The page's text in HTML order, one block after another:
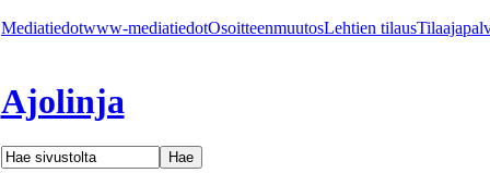
Mediatiedotwww-mediatiedotOsoitteenmuutosLehtien tilaus
Ajolinja